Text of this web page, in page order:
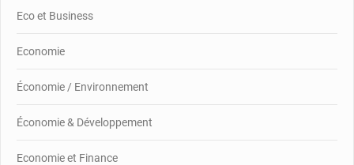
Eco et Business
Economie
Économie / Environnement
Économie & Développement
Economie et Finance